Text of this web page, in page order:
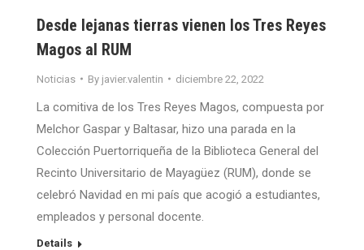
Desde lejanas tierras vienen los Tres Reyes
Magos al RUM
Noticias By javier.valentin diciembre 22, 2022
La comitiva de los Tres Reyes Magos, compuesta por
Melchor Gaspar y Baltasar, hizo una parada en la
Colección Puertorriqueña de la Biblioteca General del
Recinto Universitario de Mayagüez (RUM), donde se
celebró Navidad en mi país que acogió a estudiantes,
empleados y personal docente.
Details